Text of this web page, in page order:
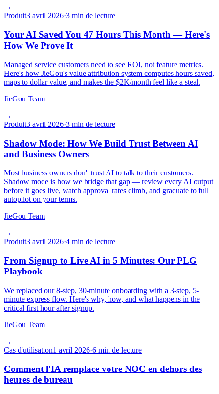
→
Produit3 avril 2026·3 min de lecture
Your AI Saved You 47 Hours This Month — Here's
How We Prove It
Managed service customers need to see ROI, not feature metrics.
Here's how JieGou's value attribution system computes hours saved,
maps to dollar value, and makes the $2K/month feel like a steal.
JieGou Team
→
Produit3 avril 2026·3 min de lecture
Shadow Mode: How We Build Trust Between AI
and Business Owners
Most business owners don't trust AI to talk to their customers.
Shadow mode is how we bridge that gap — review every AI output
before it goes live, watch approval rates climb, and graduate to full
autopilot on your terms.
JieGou Team
→
Produit3 avril 2026·4 min de lecture
From Signup to Live AI in 5 Minutes: Our PLG
Playbook
We replaced our 8-step, 30-minute onboarding with a 3-step, 5-
minute express flow. Here's why, how, and what happens in the
critical first hour after signup.
JieGou Team
→
Cas d'utilisation1 avril 2026·6 min de lecture
Comment l'IA remplace votre NOC en dehors des
heures de bureau